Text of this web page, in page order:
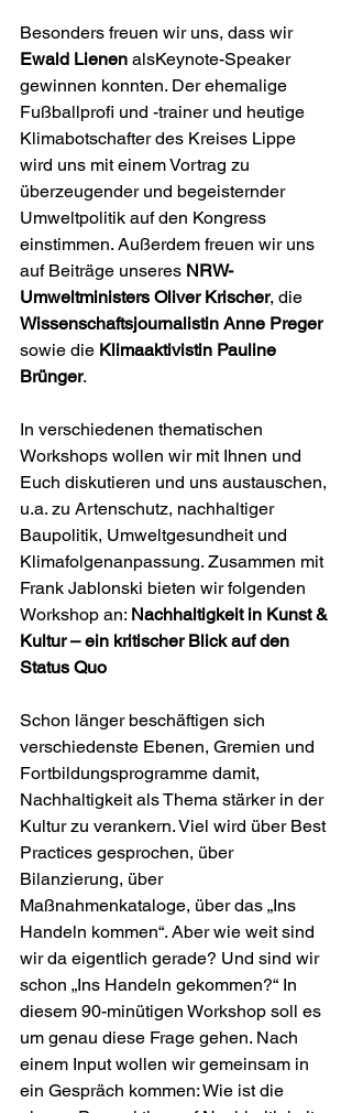
Besonders freuen wir uns, dass wir
Ewald Lienen alsKeynote-Speaker
gewinnen konnten. Der ehemalige
Fußballprofi und -trainer und heutige
Klimabotschafter des Kreises Lippe
wird uns mit einem Vortrag zu
überzeugender und begeisternder
Umweltpolitik auf den Kongress
einstimmen. Außerdem freuen wir uns
auf Beiträge unseres NRW-
Umweltministers Oliver Krischer, die
Wissenschaftsjournalistin Anne Preger
sowie die Klimaaktivistin Pauline
Brünger.
In verschiedenen thematischen
Workshops wollen wir mit Ihnen und
Euch diskutieren und uns austauschen,
u.a. zu Artenschutz, nachhaltiger
Baupolitik, Umweltgesundheit und
Klimafolgenanpassung. Zusammen mit
Frank Jablonski bieten wir folgenden
Workshop an: Nachhaltigkeit in Kunst &
Kultur – ein kritischer Blick auf den
Status Quo
Schon länger beschäftigen sich
verschiedenste Ebenen, Gremien und
Fortbildungsprogramme damit,
Nachhaltigkeit als Thema stärker in der
Kultur zu verankern. Viel wird über Best
Practices gesprochen, über
Bilanzierung, über
Maßnahmenkataloge, über das „Ins
Handeln kommen“. Aber wie weit sind
wir da eigentlich gerade? Und sind wir
schon „Ins Handeln gekommen?“ In
diesem 90-minütigen Workshop soll es
um genau diese Frage gehen. Nach
einem Input wollen wir gemeinsam in
ein Gespräch kommen: Wie ist die